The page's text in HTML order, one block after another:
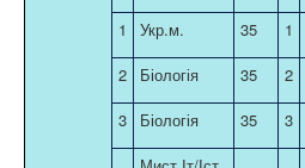
1 Укр.м. 35 1
2
Біологія 35 2
3
Біологія 35 3